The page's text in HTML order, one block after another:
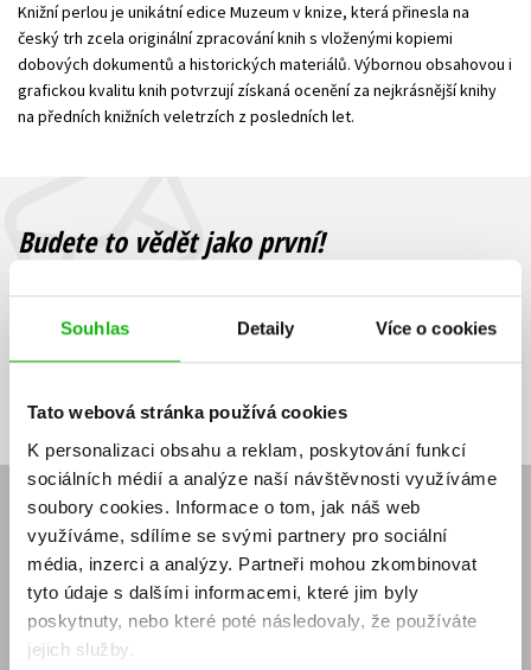
Souhlas Detaily Více o cookies
Tato webová stránka používá cookies
K personalizaci obsahu a reklam, poskytování funkcí
sociálních médií a analýze naší návštěvnosti využíváme
soubory cookies. Informace o tom, jak náš web
využíváme, sdílíme se svými partnery pro sociální
média, inzerci a analýzy. Partneři mohou zkombinovat
tyto údaje s dalšími informacemi, které jim byly
poskytnuty, nebo které poté následovaly, že používáte
jejich služby.
Young adult (SK)
Zahraniční literatura Zdraví a životní styl
Všechny tituly
Knižní perlou je unikátní edice Muzeum v knize, která přinesla na
český trh zcela originální zpracování knih s vloženými kopiemi
dobových dokumentů a historických materiálů. Výbornou obsahovou i
grafickou kvalitu knih potvrzují získaná ocenění za nejkrásnější knihy
na předních knižních veletrzích z posledních let.
Budete to vědět jako první!
sleva, jaká běží soutěž o ceny? Přihlášením k odběru našich e-
mailových novinek
souhlasíte se zpracováním osobních údajů.
adresa
adresa
E-SHOP
Aktuality
Naši autoři
Obchodní podmínky
Jak nakoupit
Doprava a platba
Knižní novinky
Affiliate program
Ochrana soukromí